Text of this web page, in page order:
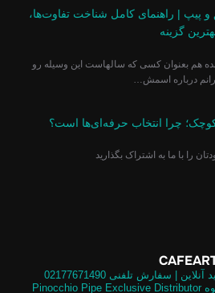
پیپ | راهنمای کامل شناخت تفاوت‌ها،
گزینه
هم بعنوان کسی که سالهاست این وسیله رو
درباره اسمش…
چرا انتخاب حرفه‌ای‌ها است؟
را با ما به اشتراک بگذارید
آنلاین | سفارش تلفنی